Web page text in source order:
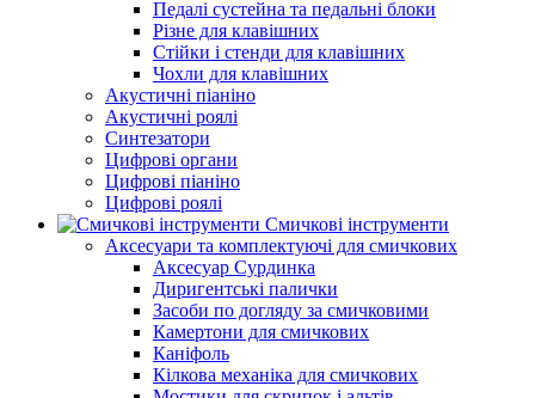
Педалі сустейна та педальні блоки
Різне для клавішних
Стійки і стенди для клавішних
Чохли для клавішних
Акустичні піаніно
Акустичні роялі
Синтезатори
Цифрові органи
Цифрові піаніно
Цифрові роялі
Смичкові інструменти
Аксесуари та комплектуючі для смичкових
Аксесуар Сурдинка
Диригентські палички
Засоби по догляду за смичковими
Камертони для смичкових
Каніфоль
Кілкова механіка для смичкових